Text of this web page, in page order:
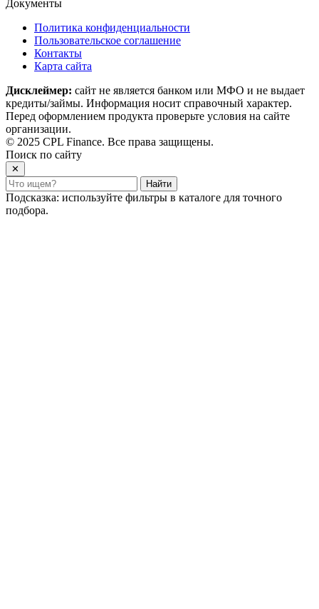
Документы
Политика конфиденциальности
Пользовательское соглашение
Контакты
Карта сайта
Дисклеймер: сайт не является банком или МФО и не выдает
кредиты/займы. Информация носит справочный характер.
Перед оформлением продукта проверьте условия на сайте
организации.
© 2025 CPL Finance. Все права защищены.
Поиск по сайту
✕
Найти
Подсказка: используйте фильтры в каталоге для точного
подбора.